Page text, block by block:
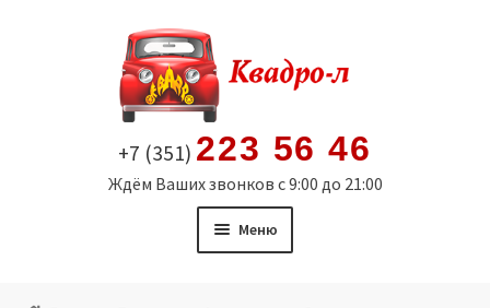
содержимому
+7 (351) 223 56 46
Ждём Ваших звонков с 9:00 до 21:00
Меню